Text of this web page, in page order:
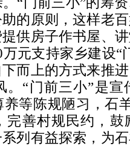
的原则，这样老
供房子作书屋、
元支持家乡建设“
而上的方式来推
。“门前三小”是
等陈规陋习，石
完善村规民约，鼓
列有益探索，为